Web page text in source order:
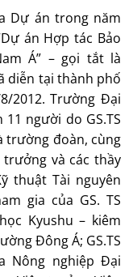
Dự án trong năm
án Hợp tác Bảo
Á” – gọi tắt là
diễn tại thành phố
2012. Trường Đại
người do GS.TS
trường đoàn, cùng
trưởng và các thầy
thuật Tài nguyên
gia của GS. TS
Kyushu – kiêm
Đông Á; GS.TS
Nông nghiệp Đại